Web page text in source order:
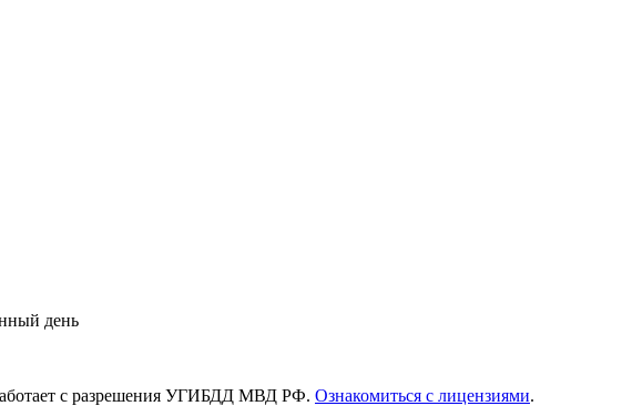
день
с разрешения УГИБДД МВД РФ. Ознакомиться с лицензиями.